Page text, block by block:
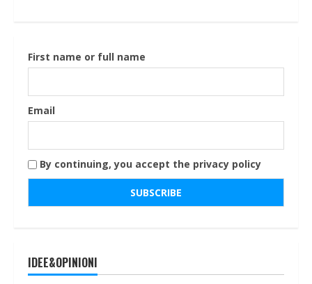
First name or full name
Email
By continuing, you accept the privacy policy
IDEE&OPINIONI